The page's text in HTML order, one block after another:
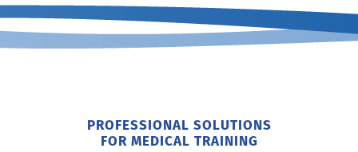
PROFESSIONAL SOLUTIONS
FOR MEDICAL TRAINING